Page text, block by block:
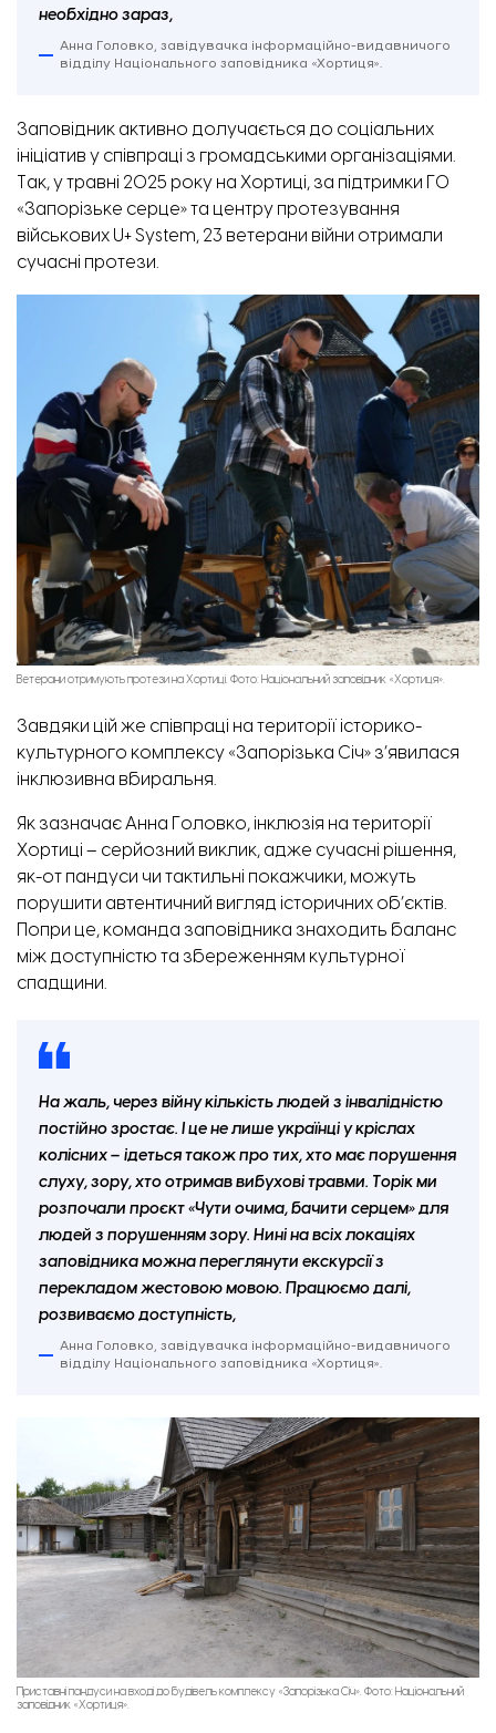
необхідно зараз,
Анна Головко, завідувачка інформаційно-видавничого
відділу Національного заповідника «Хортиця».
Заповідник активно долучається до соціальних
ініціатив у співпраці з громадськими організаціями.
Так, у травні 2025 року на Хортиці, за підтримки ГО
«Запорізьке серце» та центру протезування
військових U+ System, 23 ветерани війни отримали
сучасні протези.
Ветерани отримують протези на Хортиці. Фото: Національний заповідник «Хортиця».
Завдяки цій же співпраці на території історико-
культурного комплексу «Запорізька Січ» з’явилася
інклюзивна вбиральня.
Як зазначає Анна Головко, інклюзія на території
Хортиці – серйозний виклик, адже сучасні рішення,
як-от пандуси чи тактильні покажчики, можуть
порушити автентичний вигляд історичних об’єктів.
Попри це, команда заповідника знаходить баланс
між доступністю та збереженням культурної
спадщини.
На жаль, через війну кількість людей з інвалідністю
постійно зростає. І це не лише українці у кріслах
колісних – ідеться також про тих, хто має порушення
слуху, зору, хто отримав вибухові травми. Торік ми
розпочали проєкт «Чути очима, бачити серцем» для
людей з порушенням зору. Нині на всіх локаціях
заповідника можна переглянути екскурсії з
перекладом жестовою мовою. Працюємо далі,
розвиваємо доступність,
Анна Головко, завідувачка інформаційно-видавничого
відділу Національного заповідника «Хортиця».
Приставні пандуси на вході до будівель комплексу «Запорізька Січ». Фото: Національний
заповідник «Хортиця».